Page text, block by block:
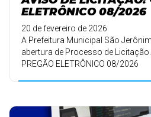
ELETRÔNICO 08/2026
20 de fevereiro de 2026
A Prefeitura Municipal São
abertura de Processo de Licitação.
PREGÃO ELETRÔNICO 08/2026